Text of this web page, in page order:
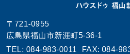
〒721-0955
広島県福山市新涯町5-36-1
TEL: 084-983-0011
FAX: 084-